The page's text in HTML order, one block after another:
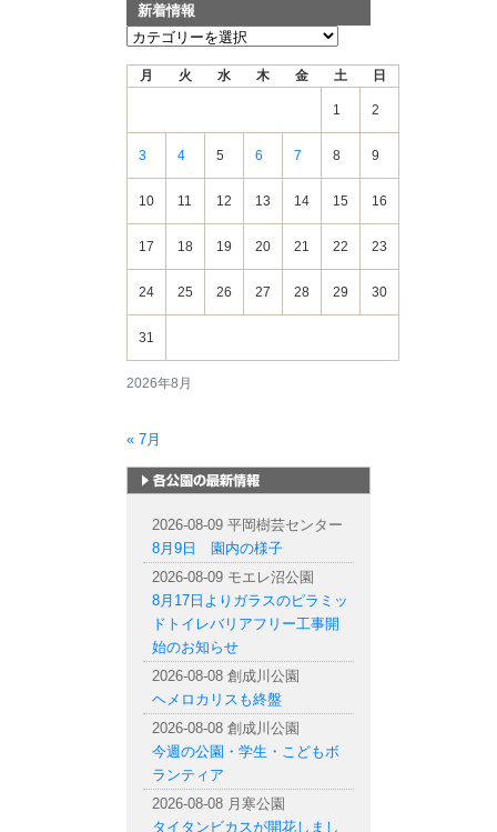
新着情報
新
2026年8月
月 火 水 木 金 土 日
1 2
3 4 5 6 7 8 9
10 11 12 13 14 15 16
17 18 19 20 21 22 23
24 25 26 27 28 29 30
31
« 7月
2026-08-09 平岡樹芸センター
8月9日 園内の様子
2026-08-09 モエレ沼公園
8月17日よりガラスのピラミッ
ドトイレバリアフリー工事開
始のお知らせ
2026-08-08 創成川公園
ヘメロカリスも終盤
2026-08-08 創成川公園
今週の公園・学生・こどもボ
ランティア
2026-08-08 月寒公園
タイタンビカスが開花しまし